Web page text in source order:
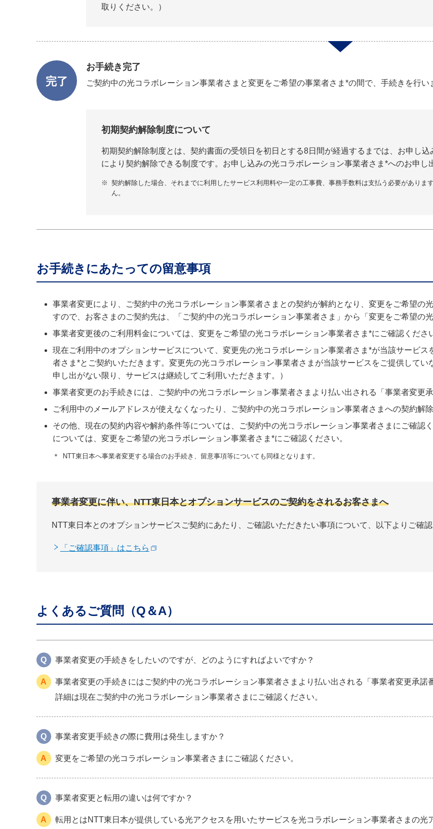
取りください。）
完了
お手続き完了
ご契約中の光コラボレーション事業者さまと変更をご希望の事業者さま*の間で、手続きを行い
初期契約解除制度について
初期契約解除制度とは、契約書面の受領日を初日とする8日間が経過するまでは、お申し
により契約解除できる制度です。お申し込みの光コラボレーション事業者さま*へのお申し
※ 契約解除した場合、それまでに利用したサービス利用料や一定の工事費、事務手数料は支払う必要があり
ん。
お手続きにあたっての留意事項
事業者変更により、ご契約中の光コラボレーション事業者さまとの契約が解約となり、変更をご希望の
すので、お客さまのご契約先は、「ご契約中の光コラボレーション事業者さま」から「変更をご希望の
事業者変更後のご利用料金については、変更をご希望の光コラボレーション事業者さま*にご確認くださ
現在ご利用中のオプションサービスについて、変更先の光コラボレーション事業者さま*が当該サービ
者さま*とご契約いただきます。変更先の光コラボレーション事業者さまが当該サービスをご提供して
申し出がない限り、サービスは継続してご利用いただきます。）
事業者変更のお手続きには、ご契約中の光コラボレーション事業者さまより払い出される「事業者変更
ご利用中のメールアドレスが使えなくなったり、ご契約中の光コラボレーション事業者さまへの契約解
その他、現在の契約内容や解約条件等については、ご契約中の光コラボレーション事業者さまにご確認
については、変更をご希望の光コラボレーション事業者さま*にご確認ください。
＊ NTT東日本へ事業者変更する場合のお手続き、留意事項等についても同様となります。
事業者変更に伴い、NTT東日本とオプションサービスのご契約をされるお客さまへ
NTT東日本とのオプションサービスご契約にあたり、ご確認いただきたい事項について、以下よりご確認
「ご確認事項」はこちら
よくあるご質問（Q＆A）
Q 事業者変更の手続きをしたいのですが、どのようにすればよいですか？
A
事業者変更の手続きにはご契約中の光コラボレーション事業者さまより払い出される「事業者変更承諾
詳細は現在ご契約中の光コラボレーション事業者さまにご確認ください。
Q 事業者変更手続きの際に費用は発生しますか？
A 変更をご希望の光コラボレーション事業者さまにご確認ください。
Q 事業者変更と転用の違いは何ですか？
A 転用とはNTT東日本が提供している光アクセスを用いたサービスを光コラボレーション事業者さまの光